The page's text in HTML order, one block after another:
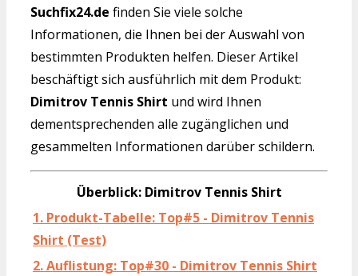
Suchfix24.de finden Sie viele solche
Informationen, die Ihnen bei der Auswahl von
bestimmten Produkten helfen. Dieser Artikel
beschäftigt sich ausführlich mit dem Produkt:
Dimitrov Tennis Shirt und wird Ihnen
dementsprechenden alle zugänglichen und
gesammelten Informationen darüber schildern.
Überblick: Dimitrov Tennis Shirt
1. Produkt-Tabelle: Top#5 - Dimitrov Tennis
Shirt (Test)
2. Auflistung: Top#30 - Dimitrov Tennis Shirt